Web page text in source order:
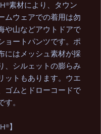
素材により、タウン
ムウェアでの着用は勿
や山などアウトドアで
ョートパンツです。ポ
にはメッシュ素材が採
、シルェットの膨らみ
ットもあります。ウエ
ゴムとドローコードで
す。
】